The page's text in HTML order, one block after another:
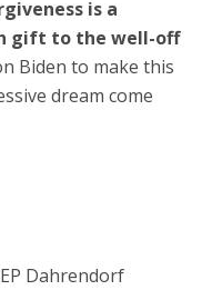
is a
gift to the well-off
Biden to make this
dream come
Dahrendorf